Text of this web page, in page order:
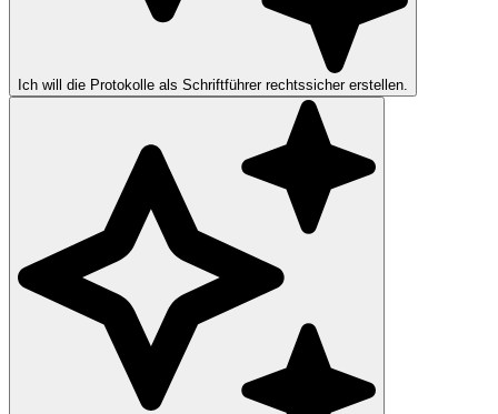
Ich will die Protokolle als Schriftführer rechtssicher erstellen.